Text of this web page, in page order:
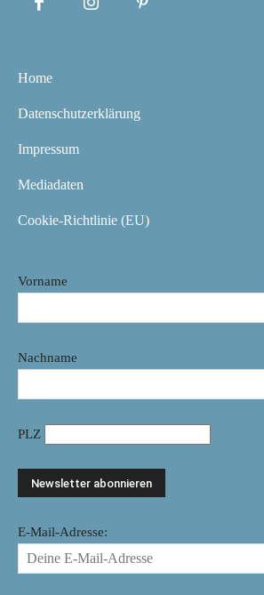
Home
Datenschutzerklärung
Impressum
Mediadaten
Cookie-Richtlinie (EU)
Vorname
Nachname
PLZ
E-Mail-Adresse: